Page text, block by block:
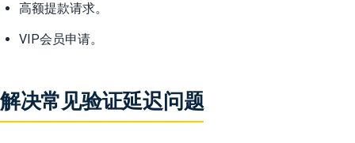
高额提款请求。
VIP会员申请。
解决常见验证延迟问题